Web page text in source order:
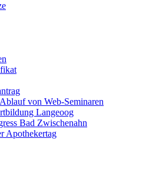
von Web-Seminaren
Langeoog
Bad Zwischenahn
Apothekertag